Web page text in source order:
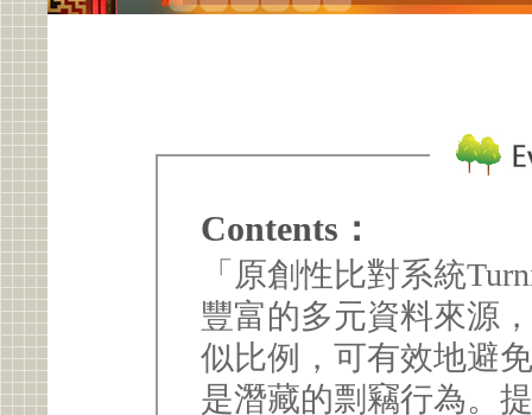
Contents：
「原創性比對系統
豐富的多元資料來源
似比例，可有效地避
是潛藏的剽竊行為。